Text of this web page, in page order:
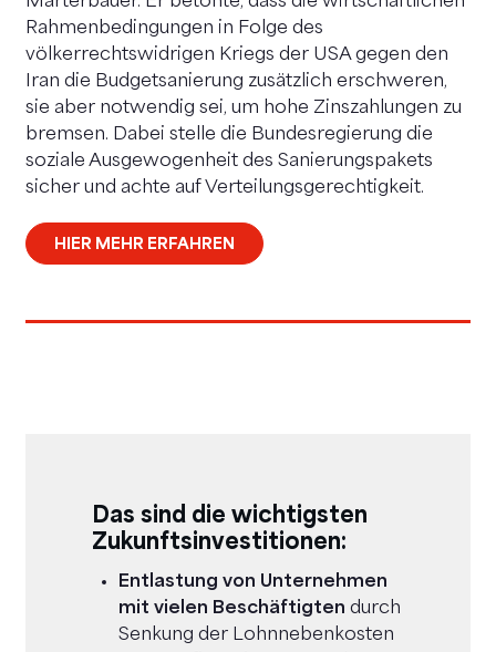
Rahmenbedingungen in Folge des
völkerrechtswidrigen Kriegs der USA gegen den
Iran die Budgetsanierung zusätzlich erschweren,
sie aber notwendig sei, um hohe Zinszahlungen zu
bremsen. Dabei stelle die Bundesregierung die
soziale Ausgewogenheit des Sanierungspakets
sicher und achte auf Verteilungsgerechtigkeit.
HIER MEHR ERFAHREN
Das sind die wichtigsten
Zukunftsinvestitionen:
Entlastung von Unternehmen
mit vielen Beschäftigten durch
Senkung der Lohnnebenkosten